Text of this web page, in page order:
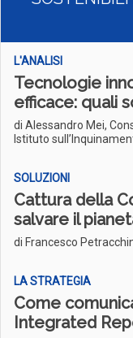
L'ANALISI
Tecnologie
efficace: quali
di Alessandro Mei,
Istituto
SOLUZIONI
Cattura della
salvare il
di Francesco
LA STRATEGIA
Come
Integrated